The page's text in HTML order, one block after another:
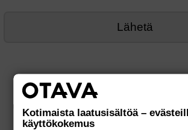
Kotimaista laatusisältöä –
käyttökokemus